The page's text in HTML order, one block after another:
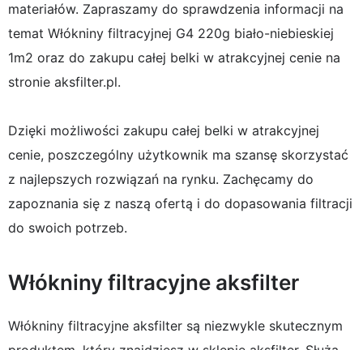
materiałów. Zapraszamy do sprawdzenia informacji na
temat Włókniny filtracyjnej G4 220g biało-niebieskiej
1m2 oraz do zakupu całej belki w atrakcyjnej cenie na
stronie aksfilter.pl.
Dzięki możliwości zakupu całej belki w atrakcyjnej
cenie, poszczególny użytkownik ma szansę skorzystać
z najlepszych rozwiązań na rynku. Zachęcamy do
zapoznania się z naszą ofertą i do dopasowania filtracji
do swoich potrzeb.
Włókniny filtracyjne aksfilter
Włókniny filtracyjne aksfilter są niezwykle skutecznym